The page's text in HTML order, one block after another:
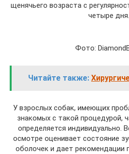
щенячьего возраста с
четыре дня.
Фото:
Читайте также:
У взрослых собак, имеющих
знакомых с такой процедурой,
определяется индивидуально.
осмотре оценивает состояние
оболочек и дает рекомендации